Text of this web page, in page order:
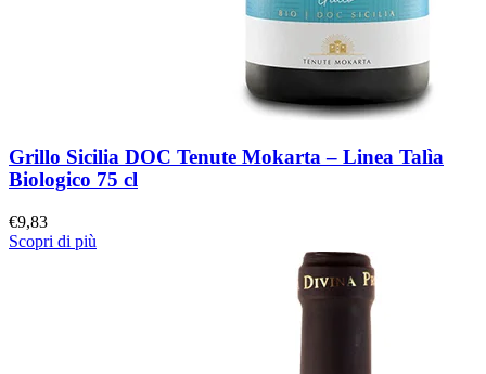
Grillo Sicilia DOC Tenute Mokarta – Linea Talìa
Biologico 75 cl
€9,83
Scopri di più